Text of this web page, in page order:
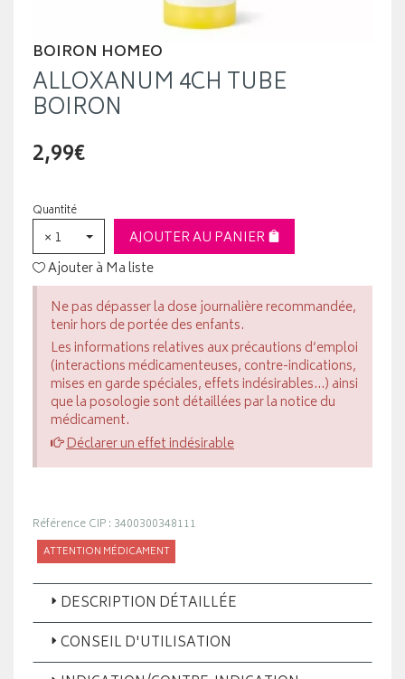
BOIRON HOMEO
ALLOXANUM 4CH TUBE
BOIRON
2,99€
Quantité
× 1
AJOUTER AU PANIER
Ajouter à Ma liste
Ne pas dépasser la dose journalière recommandée,
tenir hors de portée des enfants.
Les informations relatives aux précautions d’emploi
(interactions médicamenteuses, contre-indications,
mises en garde spéciales, effets indésirables...) ainsi
que la posologie sont détaillées par la notice du
médicament.
Déclarer un effet indésirable
Référence CIP : 3400300348111
ATTENTION MÉDICAMENT
DESCRIPTION DÉTAILLÉE
CONSEIL D'UTILISATION